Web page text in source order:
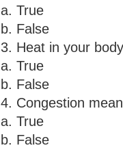
a. True
b. False
3. Heat in your
a. True
b. False
4. Congestion
a. True
b. False